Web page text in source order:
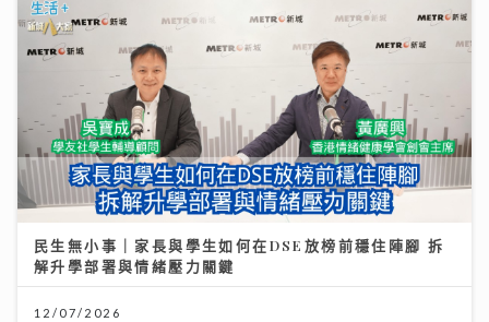
民生無小事｜家長與學生如何在DSE放榜前穩住陣腳 拆
解升學部署與情緒壓力關鍵
12/07/2026